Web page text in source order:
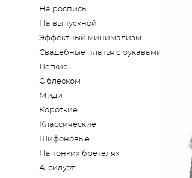
На роспись
На выпускной
Эффектный минимализм
Свадебные платья с рукавами
Легкие
С блеском
Миди
Короткие
Классические
Шифоновые
На тонких бретелях
А-силуэт